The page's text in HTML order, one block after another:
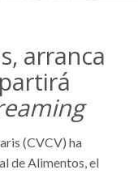
arranca
(CVCV) ha
de Alimentos, el